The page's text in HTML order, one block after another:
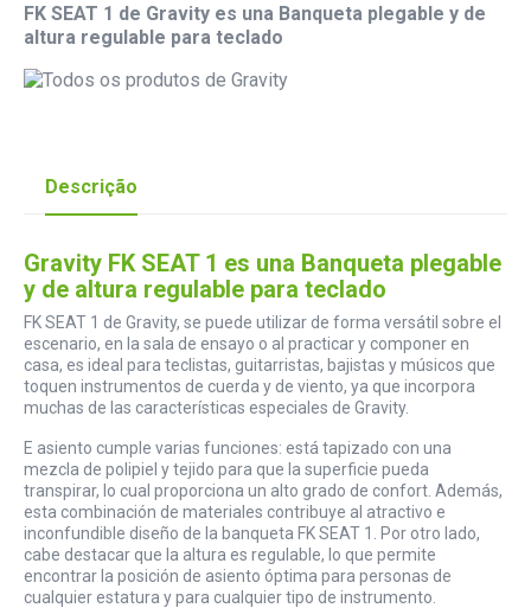
FK SEAT 1 de Gravity es una Banqueta plegable y de
altura regulable para teclado
Descrição
Gravity FK SEAT 1 es una Banqueta plegable
y de altura regulable para teclado
FK SEAT 1 de Gravity, se puede utilizar de forma versátil sobre el
escenario, en la sala de ensayo o al practicar y componer en
casa, es ideal para teclistas, guitarristas, bajistas y músicos que
toquen instrumentos de cuerda y de viento, ya que incorpora
muchas de las características especiales de Gravity.
E asiento cumple varias funciones: está tapizado con una
mezcla de polipiel y tejido para que la superficie pueda
transpirar, lo cual proporciona un alto grado de confort. Además,
esta combinación de materiales contribuye al atractivo e
inconfundible diseño de la banqueta FK SEAT 1. Por otro lado,
cabe destacar que la altura es regulable, lo que permite
encontrar la posición de asiento óptima para personas de
cualquier estatura y para cualquier tipo de instrumento.